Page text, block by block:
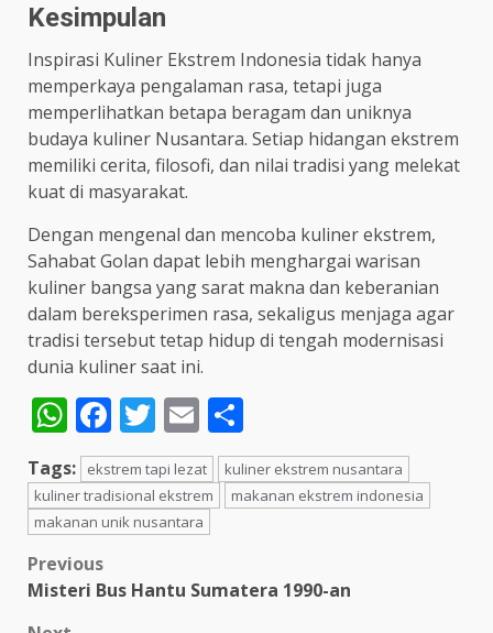
Kesimpulan
Inspirasi Kuliner Ekstrem Indonesia tidak hanya
memperkaya pengalaman rasa, tetapi juga
memperlihatkan betapa beragam dan uniknya
budaya kuliner Nusantara. Setiap hidangan ekstrem
memiliki cerita, filosofi, dan nilai tradisi yang melekat
kuat di masyarakat.
Dengan mengenal dan mencoba kuliner ekstrem,
Sahabat Golan dapat lebih menghargai warisan
kuliner bangsa yang sarat makna dan keberanian
dalam bereksperimen rasa, sekaligus menjaga agar
tradisi tersebut tetap hidup di tengah modernisasi
dunia kuliner saat ini.
WhatsApp
Facebook
Twitter
Email
Tags: ekstrem tapi lezat
kuliner ekstrem nusantara
kuliner tradisional ekstrem
makanan ekstrem indonesia
makanan unik nusantara
Post
Previous
Misteri Bus Hantu Sumatera 1990-an